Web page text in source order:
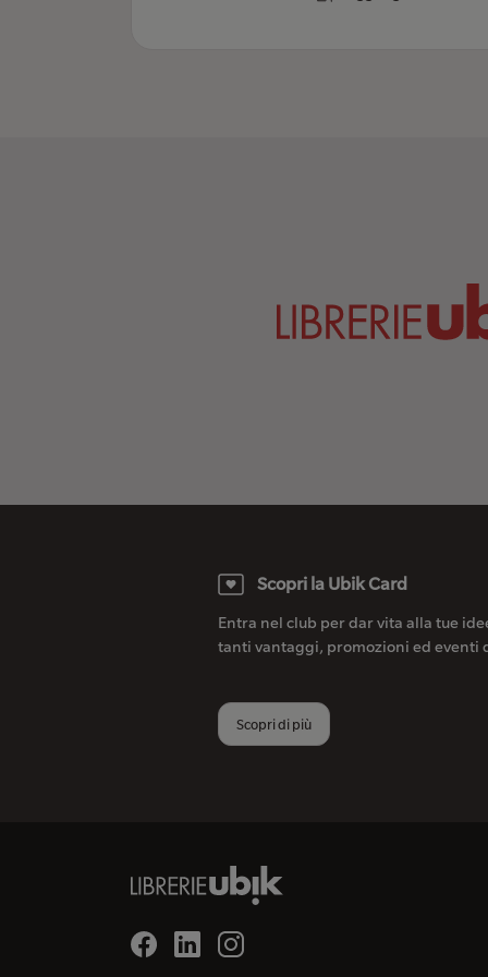
Scopri la Ubik Card
Entra nel club per dar vita alla tue
tanti vantaggi, promozioni ed eventi
Scopri di più